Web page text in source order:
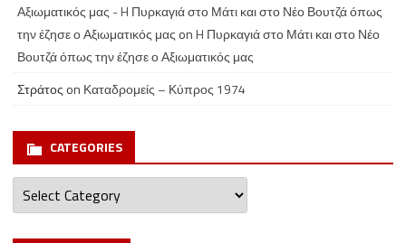
Αξιωματικός μας - H Πυρκαγιά στο Μάτι και στο Νέο Βουτζά όπως
την έζησε ο Αξιωματικός μας onH Πυρκαγιά στο Μάτι και στο Νέο
Βουτζά όπως την έζησε ο Αξιωματικός μας
Στράτος on Καταδρομείς – Κύπρος 1974
CATEGORIES
Categories